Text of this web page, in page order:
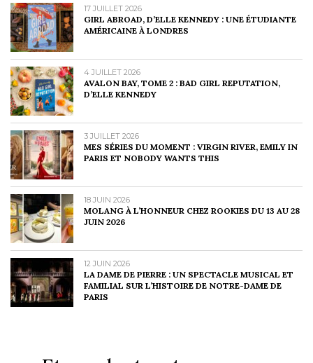
17 JUILLET 2026
GIRL ABROAD, D’ELLE KENNEDY : UNE ÉTUDIANTE
AMÉRICAINE À LONDRES
4 JUILLET 2026
AVALON BAY, TOME 2 : BAD GIRL REPUTATION,
D’ELLE KENNEDY
3 JUILLET 2026
MES SÉRIES DU MOMENT : VIRGIN RIVER, EMILY IN
PARIS ET NOBODY WANTS THIS
18 JUIN 2026
MOLANG À L’HONNEUR CHEZ ROOKIES DU 13 AU 28
JUIN 2026
12 JUIN 2026
LA DAME DE PIERRE : UN SPECTACLE MUSICAL ET
FAMILIAL SUR L’HISTOIRE DE NOTRE-DAME DE
PARIS